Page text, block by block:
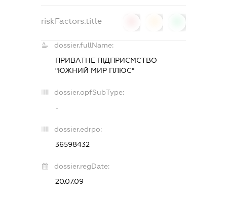
riskFactors.title
dossier.fullName:
ПРИВАТНЕ ПІДПРИЄМСТВО
"ЮЖНИЙ МИР ПЛЮС"
dossier.opfSubType:
-
dossier.edrpo:
36598432
dossier.regDate:
20.07.09